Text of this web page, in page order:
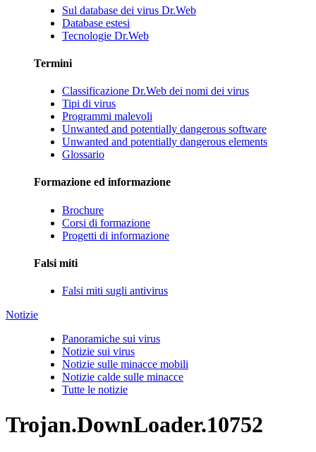
Sul database dei virus Dr.Web
Database estesi
Tecnologie Dr.Web
Termini
Classificazione Dr.Web dei nomi dei virus
Tipi di virus
Programmi malevoli
Unwanted and potentially dangerous software
Unwanted and potentially dangerous elements
Glossario
Formazione ed informazione
Brochure
Corsi di formazione
Progetti di informazione
Falsi miti
Falsi miti sugli antivirus
Notizie
Panoramiche sui virus
Notizie sui virus
Notizie sulle minacce mobili
Notizie calde sulle minacce
Tutte le notizie
Trojan.DownLoader.10752